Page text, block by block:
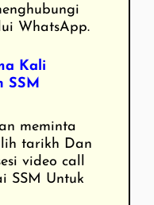
WhatsApp.
Kali
SSM
meminta
tarikh Dan
video call
SSM Untuk